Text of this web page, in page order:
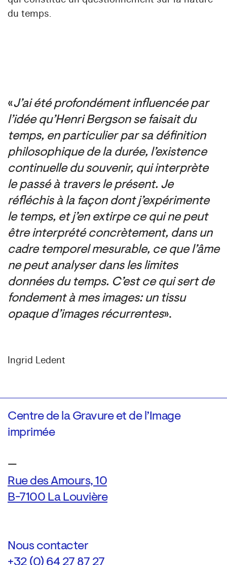
du temps.
«J’ai été profondément influencée par
l’idée qu’Henri Bergson se faisait du
temps, en particulier par sa définition
philosophique de la durée, l’existence
continuelle du souvenir, qui interprète
le passé à travers le présent. Je
réfléchis à la façon dont j’expérimente
le temps, et j’en extirpe ce qui ne peut
être interprété concrètement, dans un
cadre temporel mesurable, ce que l’âme
ne peut analyser dans les limites
données du temps. C’est ce qui sert de
fondement à mes images : un tissu
opaque d’images récurrentes».
Ingrid Ledent
Centre de la Gravure et de l’Image
imprimée
—
Rue des Amours, 10
B-7100 La Louvière
Nous contacter
+32 (0) 64 27 87 27